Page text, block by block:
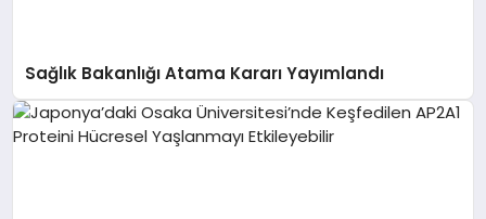
Sağlık Bakanlığı Atama Kararı Yayımlandı